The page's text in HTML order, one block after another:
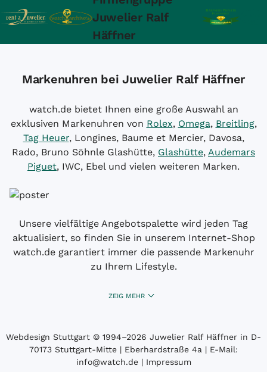
Juwelier Ralf
Häffner
Markenuhren bei Juwelier Ralf Häffner
watch.de bietet Ihnen eine große Auswahl an
exklusiven Markenuhren von Rolex, Omega, Breitling,
Tag Heuer, Longines, Baume et Mercier, Davosa,
Rado, Bruno Söhnle Glashütte, Glashütte, Audemars
Piguet, IWC, Ebel und vielen weiteren Marken.
Unsere vielfältige Angebotspalette wird jeden Tag
aktualisiert, so finden Sie in unserem Internet-Shop
watch.de garantiert immer die passende Markenuhr
zu Ihrem Lifestyle.
ZEIG MEHR
Webdesign Stuttgart © 1994­–2026 Juwelier Ralf Häffner in D-
70173 Stuttgart-Mitte | Eberhardstraße 4a | E-Mail:
info@watch.de|Impressum